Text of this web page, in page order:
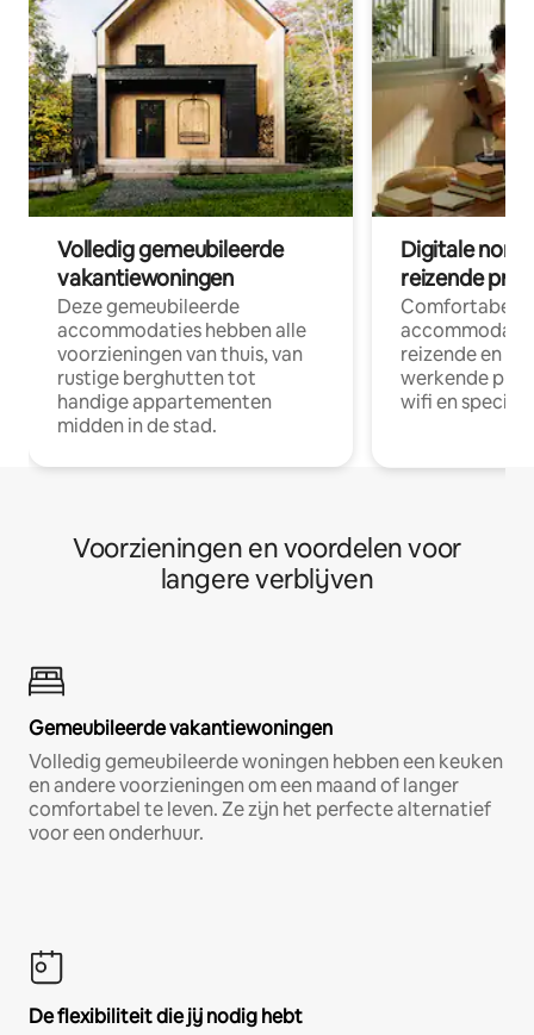
Volledig gemeubileerde
vakantiewoningen
Deze gemeubileerde
accommodaties hebben alle
voorzieningen van thuis, van
rustige berghutten tot
handige appartementen
midden in de stad.
Digitale
reizende
Comfortabele
reizende en
werkende
wifi en
Voorzieningen en voordelen voor
langere verblijven
Gemeubileerde vakantiewoningen
Volledig gemeubileerde woningen hebben een keuken
en andere voorzieningen om een maand of langer
comfortabel te leven. Ze zijn het perfecte alternatief
voor een onderhuur.
De flexibiliteit die jij nodig hebt